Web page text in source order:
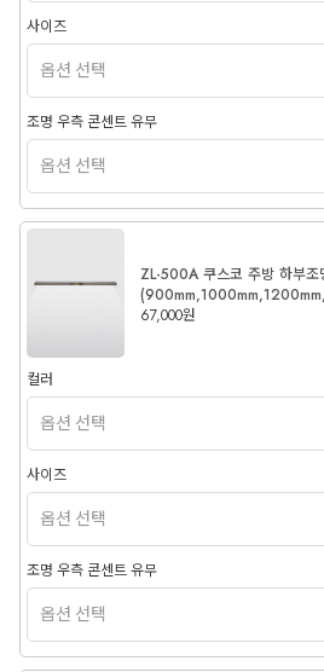
사이즈
조명 우측 콘센트 유무
ZL-500A 쿠스코 주방 하부조
67,000원
컬러
사이즈
조명 우측 콘센트 유무